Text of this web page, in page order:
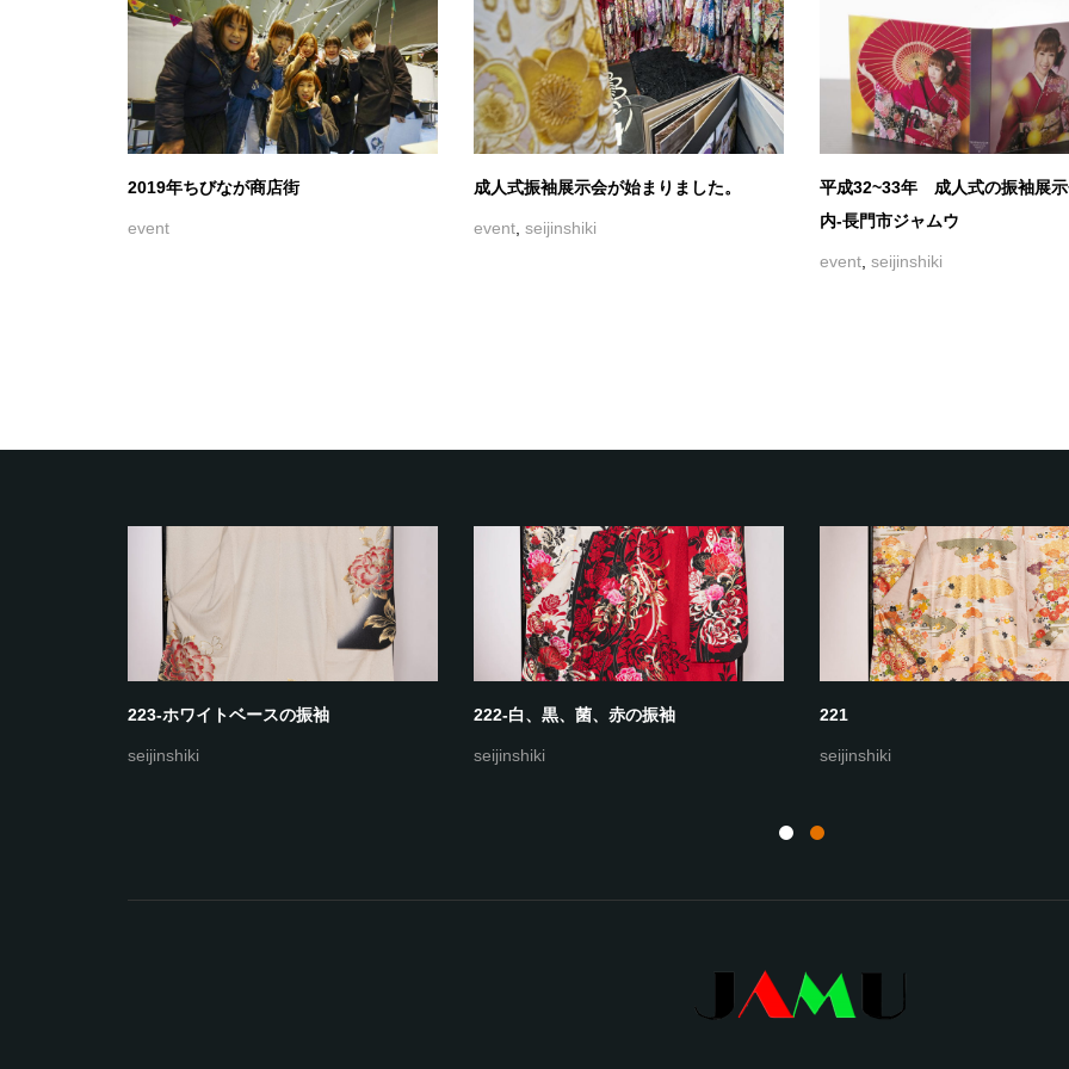
2019年ちびなが商店街
event
成人式振袖展示会が始まりました。
event, seijinshiki
平成32~33年 成人式の振袖展
内-長門市ジャムウ
event, seijinshiki
223-ホワイトベースの振袖
seijinshiki
222-白、黒、菌、赤の振袖
seijinshiki
221
seijinshiki